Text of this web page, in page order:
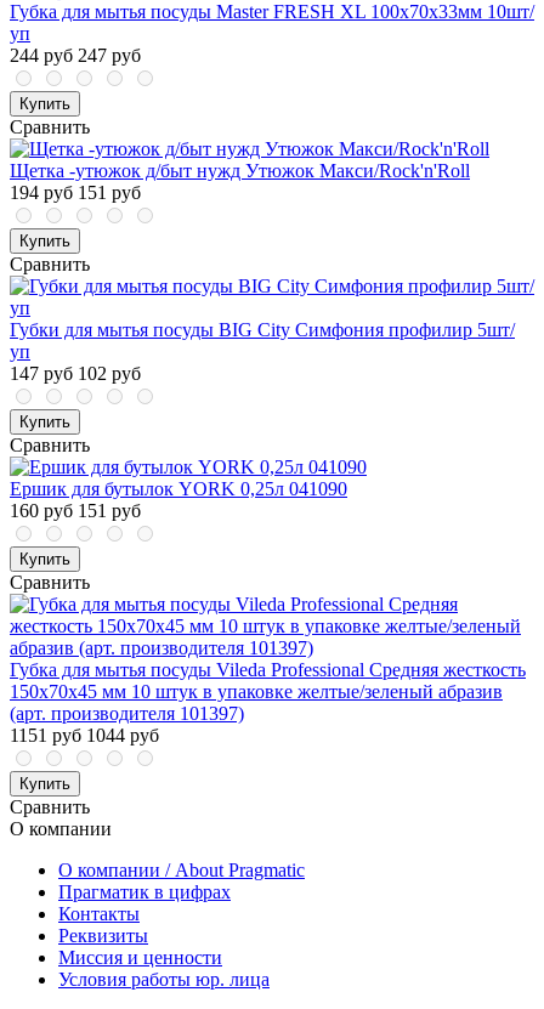
Губка для мытья посуды Master FRESH XL 100х70х33мм 10шт/
уп
244 руб 247 руб
Купить
Сравнить
Щетка -утюжок д/быт нужд Утюжок Макси/Rock'n'Roll
194 руб 151 руб
Купить
Сравнить
Губки для мытья посуды BIG City Симфония профилир 5шт/
уп
147 руб 102 руб
Купить
Сравнить
Ершик для бутылок YORK 0,25л 041090
160 руб 151 руб
Купить
Сравнить
Губка для мытья посуды Vileda Professional Средняя жесткость
150х70х45 мм 10 штук в упаковке желтые/зеленый абразив
(арт. производителя 101397)
1151 руб 1044 руб
Купить
Сравнить
О компании
О компании / About Pragmatic
Прагматик в цифрах
Контакты
Реквизиты
Миссия и ценности
Условия работы юр. лица